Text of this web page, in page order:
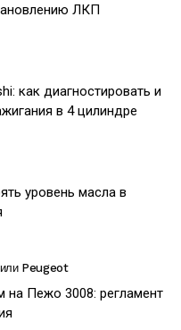
ЛКП
как диагностировать и
в 4 цилиндре
уровень масла в
Peugeot
на Пежо 3008: регламент